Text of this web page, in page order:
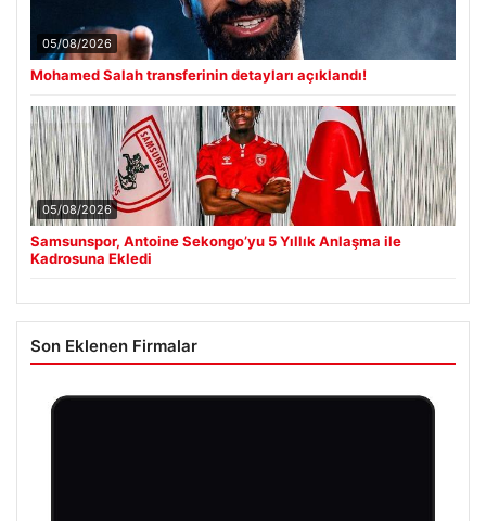
05/08/2026
Mohamed Salah transferinin detayları açıklandı!
05/08/2026
Samsunspor, Antoine Sekongo’yu 5 Yıllık Anlaşma ile
Kadrosuna Ekledi
Son Eklenen Firmalar